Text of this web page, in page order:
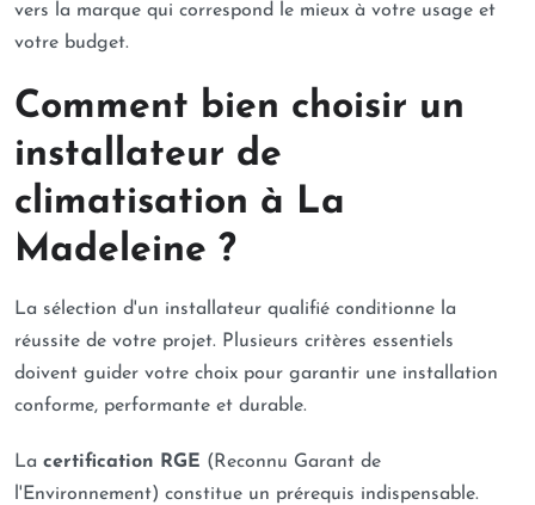
vers la marque qui correspond le mieux à votre usage et
votre budget.
Comment bien choisir un
installateur de
climatisation à La
Madeleine ?
La sélection d'un installateur qualifié conditionne la
réussite de votre projet. Plusieurs critères essentiels
doivent guider votre choix pour garantir une installation
conforme, performante et durable.
La certification RGE (Reconnu Garant de
l'Environnement) constitue un prérequis indispensable.